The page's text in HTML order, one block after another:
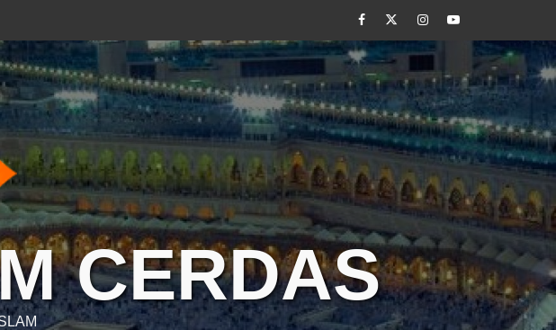
FacebookTwitterInstagram
Youtube
CERDAS